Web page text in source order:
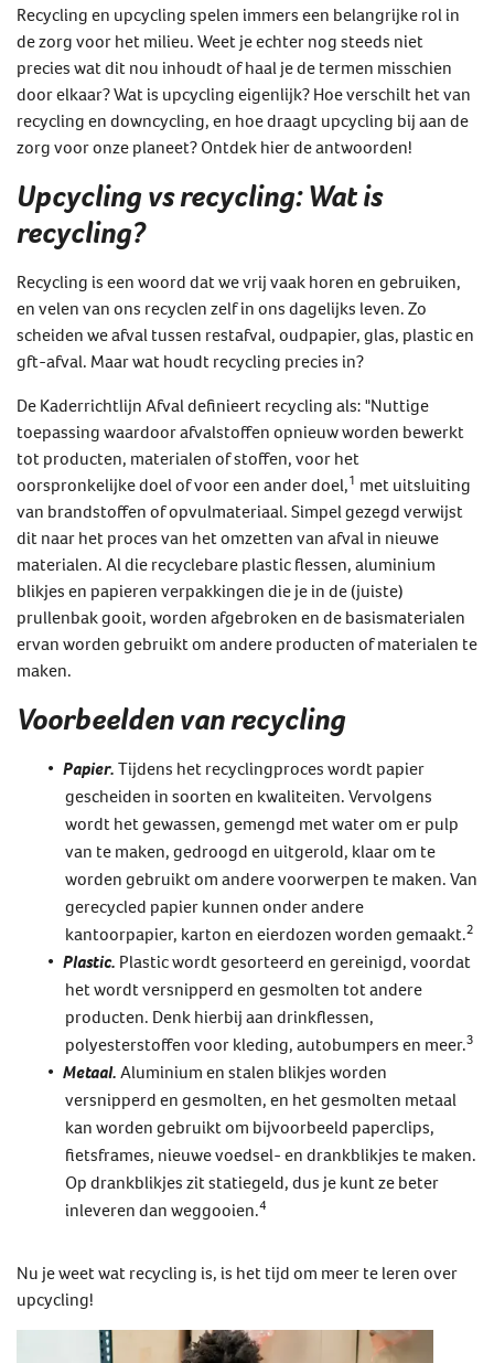
Recycling en upcycling spelen immers een belangrijke rol in
de zorg voor het milieu. Weet je echter nog steeds niet
precies wat dit nou inhoudt of haal je de termen misschien
door elkaar? Wat is upcycling eigenlijk? Hoe verschilt het van
recycling en downcycling, en hoe draagt upcycling bij aan de
zorg voor onze planeet? Ontdek hier de antwoorden!
Upcycling vs recycling: Wat is
recycling?
Recycling is een woord dat we vrij vaak horen en gebruiken,
en velen van ons recyclen zelf in ons dagelijks leven. Zo
scheiden we afval tussen restafval, oudpapier, glas, plastic en
gft-afval. Maar wat houdt recycling precies in?
De Kaderrichtlijn Afval definieert recycling als: "Nuttige
toepassing waardoor afvalstoffen opnieuw worden bewerkt
tot producten, materialen of stoffen, voor het
oorspronkelijke doel of voor een ander doel,1 met uitsluiting
van brandstoffen of opvulmateriaal. Simpel gezegd verwijst
dit naar het proces van het omzetten van afval in nieuwe
materialen. Al die recyclebare plastic flessen, aluminium
blikjes en papieren verpakkingen die je in de (juiste)
prullenbak gooit, worden afgebroken en de basismaterialen
ervan worden gebruikt om andere producten of materialen te
maken.
Voorbeelden van recycling
Papier. Tijdens het recyclingproces wordt papier
gescheiden in soorten en kwaliteiten. Vervolgens
wordt het gewassen, gemengd met water om er pulp
van te maken, gedroogd en uitgerold, klaar om te
worden gebruikt om andere voorwerpen te maken. Van
gerecycled papier kunnen onder andere
kantoorpapier, karton en eierdozen worden gemaakt.2
Plastic. Plastic wordt gesorteerd en gereinigd, voordat
het wordt versnipperd en gesmolten tot andere
producten. Denk hierbij aan drinkflessen,
polyesterstoffen voor kleding, autobumpers en meer.3
Metaal. Aluminium en stalen blikjes worden
versnipperd en gesmolten, en het gesmolten metaal
kan worden gebruikt om bijvoorbeeld paperclips,
fietsframes, nieuwe voedsel- en drankblikjes te maken.
Op drankblikjes zit statiegeld, dus je kunt ze beter
inleveren dan weggooien.4
Nu je weet wat recycling is, is het tijd om meer te leren over
upcycling!